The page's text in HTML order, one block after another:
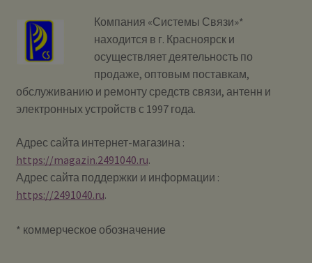
О нашей компании
Политика конфиденциальности (политика по
обработке персональных данных)
способом
Полезная информация
Компания «Системы Связи»*
находится в г. Красноярск и
осуществляет деятельность по
продаже, оптовым поставкам,
обслуживанию и ремонту средств связи, антенн и
электронных устройств с 1997 года.
Адрес сайта интернет-магазина :
https://magazin.2491040.ru.
Адрес сайта поддержки и информации :
https://2491040.ru.
* коммерческое обозначение